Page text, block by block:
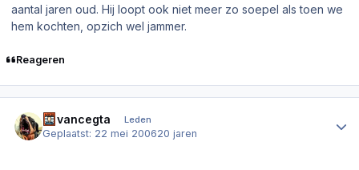
aantal jaren oud. Hij loopt ook niet meer zo soepel als toen we
hem kochten, opzich wel jammer.
Reageren
Advancegta Leden
Geplaatst: 22 mei 200620 jaren